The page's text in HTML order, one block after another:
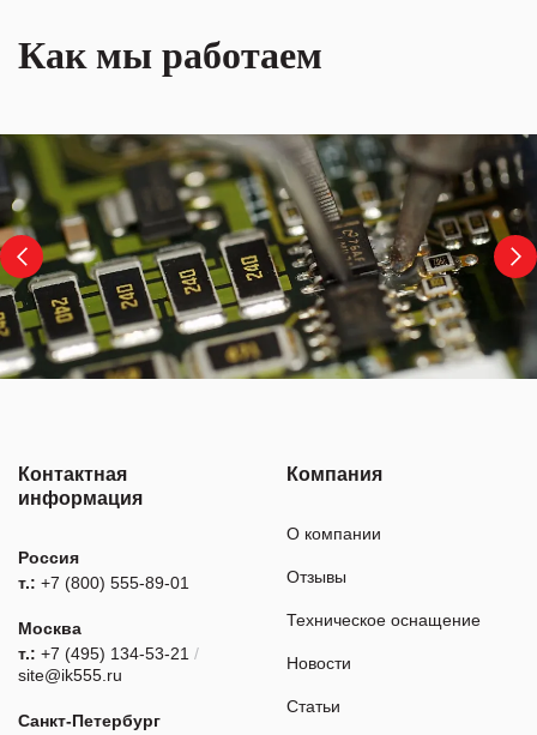
Как мы работаем
Контактная
информация
Россия
т.: +7 (800) 555-89-01
Москва
т.: +7 (495) 134-53-21 /
site@ik555.ru
Санкт-Петербург
Компания
О компании
Отзывы
Техническое оснащение
Новости
Статьи